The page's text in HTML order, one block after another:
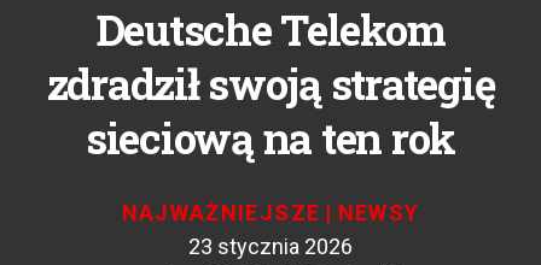
Deutsche Telekom
zdradził swoją strategię
sieciową na ten rok
NAJWAŻNIEJSZE | NEWSY
23 stycznia 2026